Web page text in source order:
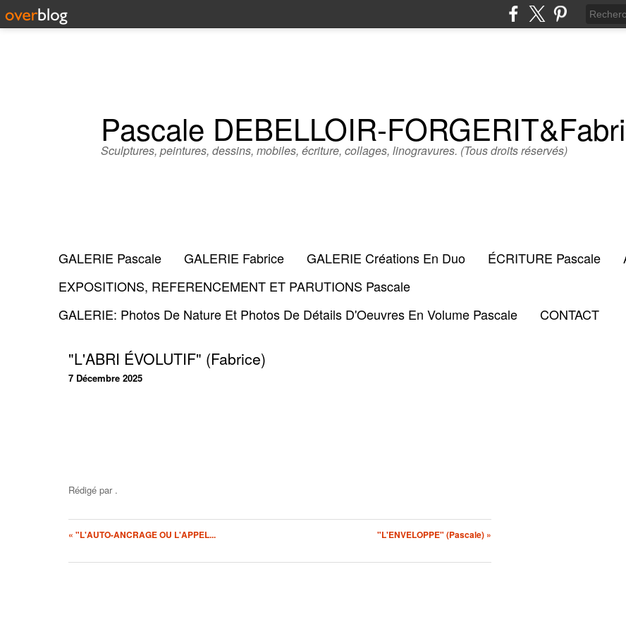
Pascale DEBELLOIR-
Sculptures, peintures, dessins, mobiles, écriture, collages, linogravures. (Tous droits réservés)
GALERIE Pascale GALERIE Fabrice GALERIE Créations En Duo ÉCRITURE Pascale
EXPOSITIONS, REFERENCEMENT ET PARUTIONS Pascale
GALERIE: Photos De Nature Et Photos De Détails D'Oeuvres En Volume Pascale
CONTACT
"L'ABRI ÉVOLUTIF" (Fabrice)
7 Décembre 2025
Rédigé par .
« "L'AUTO-ANCRAGE OU L'APPEL... "L'ENVELOPPE" (Pascale) »